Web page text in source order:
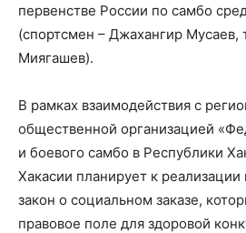
первенстве России по самбо
(спортсмен – Джахангир Мусаев,
Миягашев).
В рамках взаимодействия с
общественной организацией
и боевого самбо в Республики
Хакасии планирует к
закон о социальном заказе,
правовое поле для здоровой